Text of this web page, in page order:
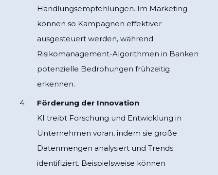
Handlungsempfehlungen. Im Marketing
können so Kampagnen effektiver
ausgesteuert werden, während
Risikomanagement-Algorithmen in Banken
potenzielle Bedrohungen frühzeitig
erkennen.
Förderung der Innovation
KI treibt Forschung und Entwicklung in
Unternehmen voran, indem sie große
Datenmengen analysiert und Trends
identifiziert. Beispielsweise können